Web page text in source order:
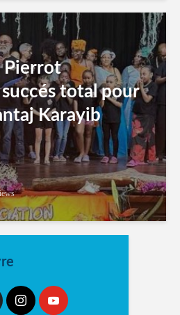
Pierrot
total pour
Karayib